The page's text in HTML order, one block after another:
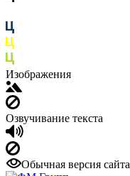
Изображения
Озвучивание текста
Обычная версия сайта